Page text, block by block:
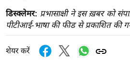
ऑ
टो
र्ल्ड
डिस्क्लेमर: प्रभासाक्षी ने इस ख़बर को
पीटीआई-भाषा की फीड से प्रकाशित की
शेयर करें